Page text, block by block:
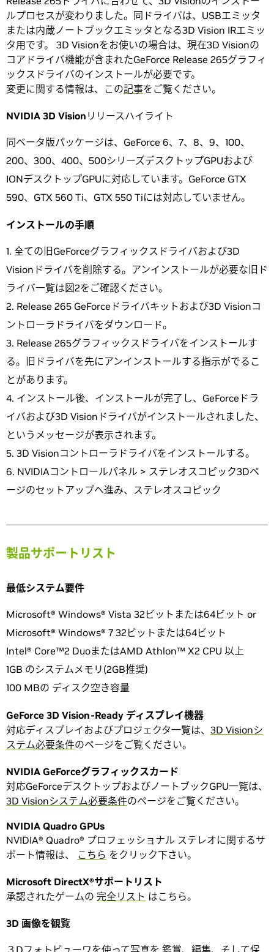
ルプロセスが変わりました。同ドライバは、USBエミッタ
または内蔵ノートブックエミッタとなる3D Vision IRエミッ
タ用です。 3D Visionをお使いの場合は、現在3D Visionの
コアドライバ機能が含まれたGeForce Release 265グラフィ
ックスドライバのインストールが必要です。
変更に関する情報は、この記事をご覧ください。
NVIDIA 3D Vision リリースハイライト
同ベータ版パッケージは、GeForce 6、7、8、9、100、
200、300、400、500シリーズデスクトップGPUおよび
IONデスクトップGPUに対応しています。GeForce GTX
590、GTX 560 Ti、GTX 550 Tiには対応していません。
インストールの手順
全ての旧GeForceグラフィックスドライバおよび3D
Visionドライバを削除する。アンインストールが必要な旧ド
ライバ一覧は図2をご確認ください。
Release 265 GeForceドライバキットおよび3D Visionコ
ントローラドライバをダウンロード。
Release 265グラフィックスドライバをインストールす
る。旧ドライバを先にアンインストールする指示がでるこ
とがあります。
インストール後、インストールが完了し、GeForceドラ
イバおよび3D Visionドライバがインストールされました、
というメッセージが表示されます。
3D Visionコントローラドライバをインストールする。
NVIDIAコントロールパネル > ステレオスコピック3Dペ
ージのセットアップへ進み、ステレオスコピック
製品サポートリスト
最低システム要件
Microsoft® Windows® Vista 32ビットまたは64ビット or
Microsoft® Windows® 7 32ビットまたは64ビット
Intel® Core™2 DuoまたはAMD Athlon™ X2 CPU 以上
1GB のシステムメモリ(2GB推奨)
100 MBの ディスク空き容量
GeForce 3D Vision-Ready ディスプレイ機器
対応ディスプレイおよびプロジェクタ一覧は、 3D Visionシ
ステム必要条件のページをご覧ください。
NVIDIA GeForceグラフィックスカード
対応GeForceデスクトップおよびノートブックGPU一覧は、
3D Visionシステム必要条件のページをご覧ください。
NVIDIA Quadro GPUs
NVIDIA® Quadro® プロフェッショナル ステレオに関するサ
ポート情報は、 こちら をクリック下さい。
Microsoft DirectX®サポートリスト
承認されたゲームの 完全リスト はこちら。
3D 画像を観覧